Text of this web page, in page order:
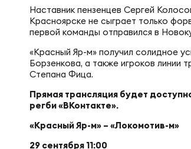
Наставник пензенцев Сергей
Красноярске не сыграет только
первой команды отправился в
«Красный Яр-м» получил солидное
Борзенкова, а также игроков линии
Степана Фица.
Прямая трансляция будет
регби «ВКонтакте».
«Красный Яр-м» – «Локомотив-м»
29 сентября 11:00